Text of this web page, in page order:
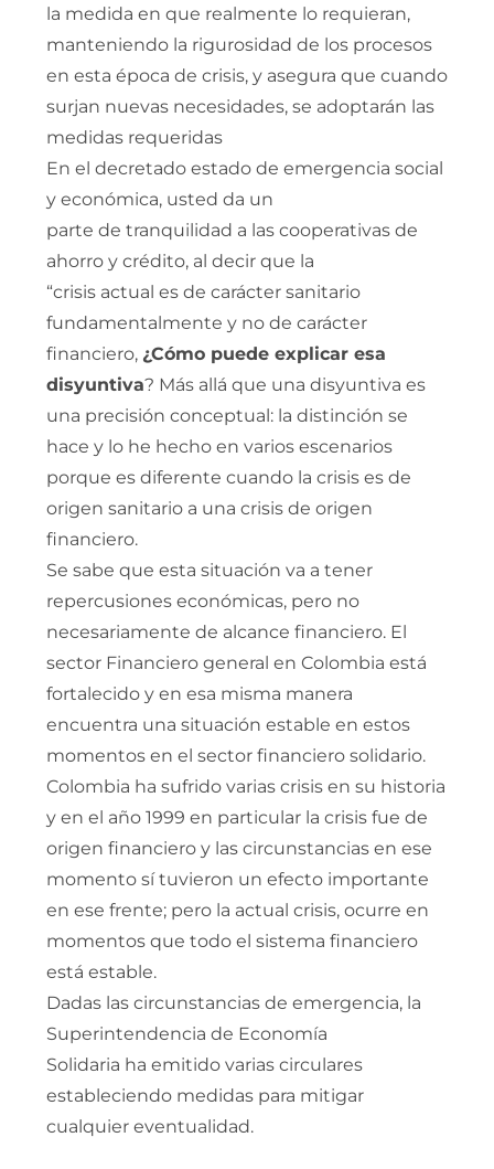
la medida en que realmente lo requieran,
manteniendo la rigurosidad de los procesos
en esta época de crisis, y asegura que cuando
surjan nuevas necesidades, se adoptarán las
medidas requeridas
En el decretado estado de emergencia social
y económica, usted da un
parte de tranquilidad a las cooperativas de
ahorro y crédito, al decir que la
“crisis actual es de carácter sanitario
fundamentalmente y no de carácter
financiero, ¿Cómo puede explicar esa
disyuntiva? Más allá que una disyuntiva es
una precisión conceptual: la distinción se
hace y lo he hecho en varios escenarios
porque es diferente cuando la crisis es de
origen sanitario a una crisis de origen
financiero.
Se sabe que esta situación va a tener
repercusiones económicas, pero no
necesariamente de alcance financiero. El
sector Financiero general en Colombia está
fortalecido y en esa misma manera
encuentra una situación estable en estos
momentos en el sector financiero solidario.
Colombia ha sufrido varias crisis en su historia
y en el año 1999 en particular la crisis fue de
origen financiero y las circunstancias en ese
momento sí tuvieron un efecto importante
en ese frente; pero la actual crisis, ocurre en
momentos que todo el sistema financiero
está estable.
Dadas las circunstancias de emergencia, la
Superintendencia de Economía
Solidaria ha emitido varias circulares
estableciendo medidas para mitigar
cualquier eventualidad.